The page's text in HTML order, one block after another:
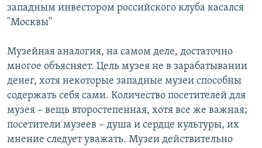
западным инвестором российского клуба касался
"Москвы"
Музейная аналогия, на самом деле, достаточно
многое объясняет. Цель музея не в зарабатывании
денег, хотя некоторые западные музеи способны
содержать себя сами. Количество посетителей для
музея – вещь второстепенная, хотя все же важная;
посетители музеев – душа и сердце культуры, их
мнение следует уважать. Музеи действительно